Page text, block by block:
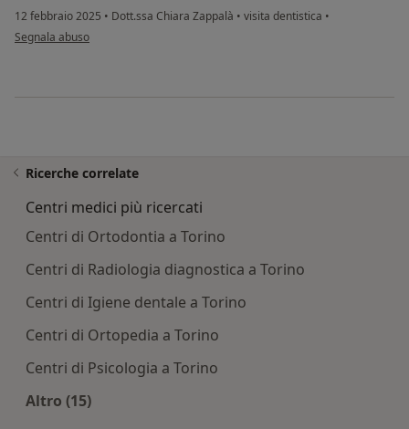
12 febbraio 2025 • Dott.ssa Chiara Zappalà • visita dentistica •
secondo l'opinione dell'utente Matteo Bartolomeo
Segnala abuso
Ricerche correlate
Centri medici più ricercati
Centri di Ortodontia a Torino
Centri di Radiologia diagnostica a Torino
Centri di Igiene dentale a Torino
Centri di Ortopedia a Torino
Centri di Psicologia a Torino
Altro (15)